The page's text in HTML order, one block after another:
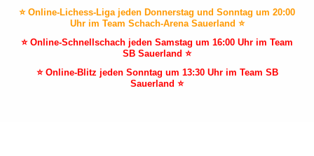
⭐ Online-Lichess-Liga jeden Donnerstag und Sonntag um 20:00
Uhr im Team Schach-Arena Sauerland ⭐
⭐ Online-Schnellschach jeden Samstag um 16:00 Uhr im Team
SB Sauerland ⭐
⭐ Online-Blitz jeden Sonntag um 13:30 Uhr im Team SB
Sauerland ⭐